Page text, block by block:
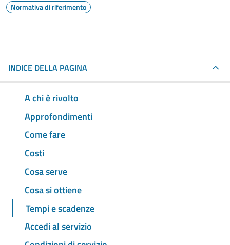
Normativa di riferimento
INDICE DELLA PAGINA
A chi è rivolto
Approfondimenti
Come fare
Costi
Cosa serve
Cosa si ottiene
Tempi e scadenze
Accedi al servizio